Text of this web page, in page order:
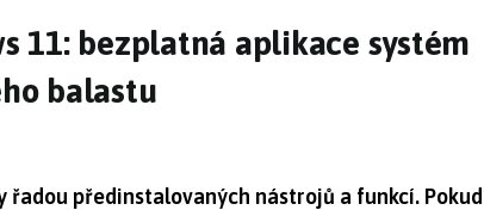
11: bezplatná aplikace systém
balastu
řadou předinstalovaných nástrojů a funkcí.